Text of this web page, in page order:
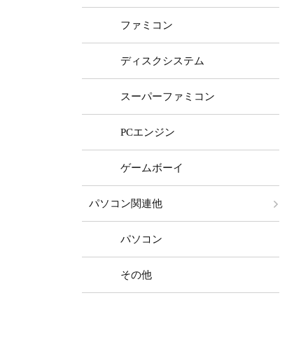
ファミコン
ディスクシステム
スーパーファミコン
PCエンジン
ゲームボーイ
パソコン関連他
パソコン
その他